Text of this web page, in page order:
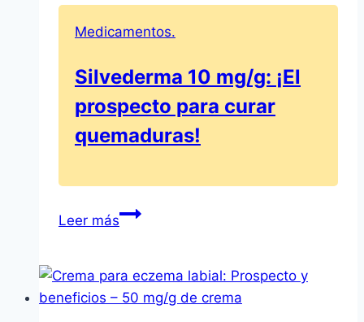
y
Medicamentos.
Silvederma 10 mg/g: ¡El
prospecto para curar
quemaduras!
Leer másSilvederma
¡El
prospecto